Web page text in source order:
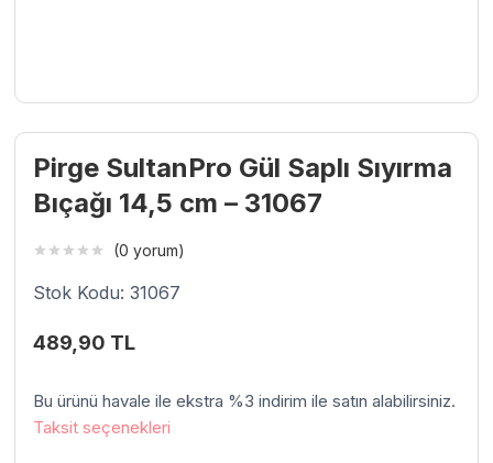
Pirge SultanPro Gül Saplı Sıyırma
Bıçağı 14,5 cm – 31067
(0 yorum)
Stok Kodu: 31067
489,90 TL
Bu ürünü havale ile ekstra %3 indirim ile satın alabilirsiniz.
Taksit seçenekleri